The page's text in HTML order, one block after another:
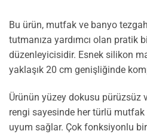
Bu ürün, mutfak ve banyo
tutmanıza yardımcı olan pratik
düzenleyicisidir. Esnek silikon
yaklaşık 20 cm genişliğinde
Ürünün yüzey dokusu pürüzsüz
rengi sayesinde her türlü
uyum sağlar. Çok fonksiyonlu